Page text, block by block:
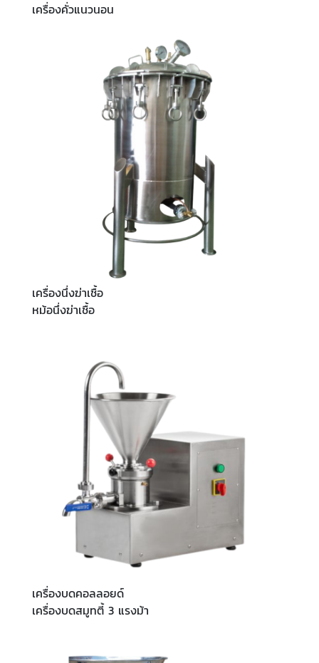
เครื่องคั่วแนวนอน
เครื่องนึ่งฆ่าเชื้อ
หม้อนึ่งฆ่าเชื้อ
เครื่องบดคอลลอยด์
เครื่องบดสมูทตี้ 3 แรงม้า